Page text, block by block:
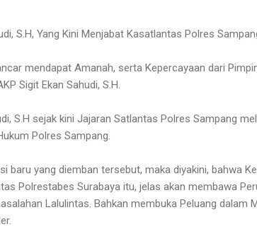
S.H, Yang Kini Menjabat Kasatlantas Polres
mendapat Amanah, serta Kepercayaan dari
Sigit Ekan Sahudi, S.H.
S.H sejak kini Jajaran Satlantas Polres Sampang
Polres Sampang.
baru yang diemban tersebut, maka diyakini, bahwa
Polrestabes Surabaya itu, jelas akan membawa
Lalulintas. Bahkan membuka Peluang dalam